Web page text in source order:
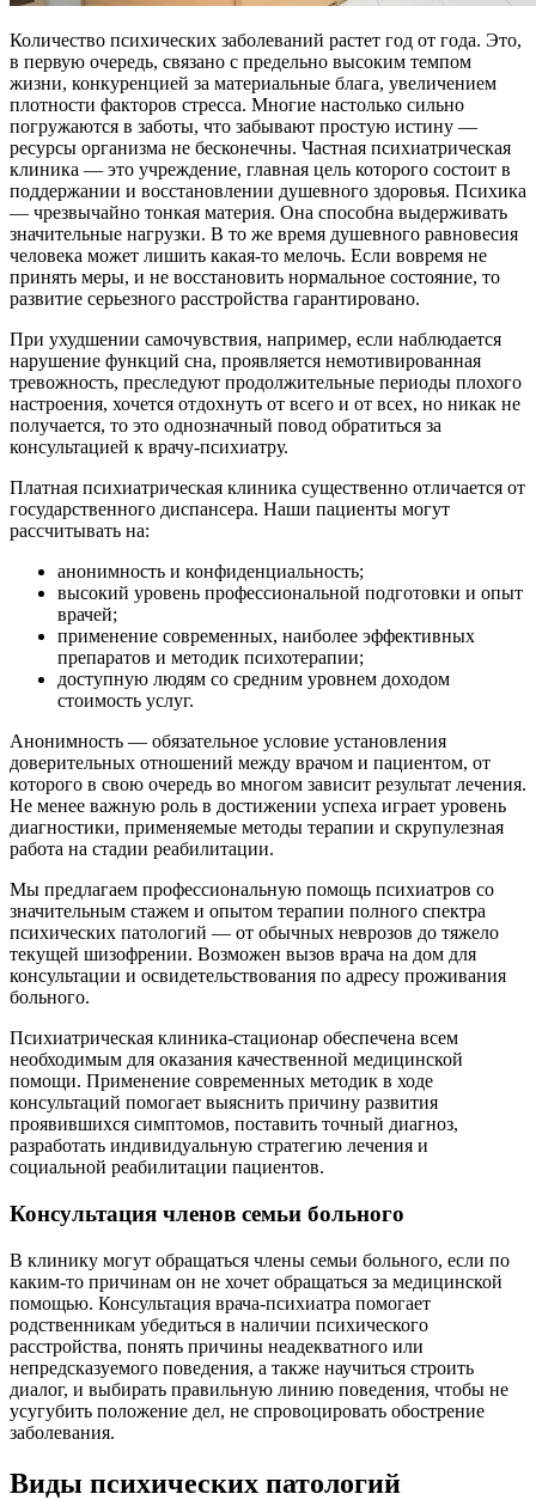
Количество психических заболеваний растет год от года. Это,
в первую очередь, связано с предельно высоким темпом
жизни, конкуренцией за материальные блага, увеличением
плотности факторов стресса. Многие настолько сильно
погружаются в заботы, что забывают простую истину —
ресурсы организма не бесконечны. Частная психиатрическая
клиника — это учреждение, главная цель которого состоит в
поддержании и восстановлении душевного здоровья. Психика
— чрезвычайно тонкая материя. Она способна выдерживать
значительные нагрузки. В то же время душевного равновесия
человека может лишить какая-то мелочь. Если вовремя не
принять меры, и не восстановить нормальное состояние, то
развитие серьезного расстройства гарантировано.
При ухудшении самочувствия, например, если наблюдается
нарушение функций сна, проявляется немотивированная
тревожность, преследуют продолжительные периоды плохого
настроения, хочется отдохнуть от всего и от всех, но никак не
получается, то это однозначный повод обратиться за
консультацией к врачу-психиатру.
Платная психиатрическая клиника существенно отличается от
государственного диспансера. Наши пациенты могут
рассчитывать на:
анонимность и конфиденциальность;
высокий уровень профессиональной подготовки и опыт
врачей;
применение современных, наиболее эффективных
препаратов и методик психотерапии;
доступную людям со средним уровнем доходом
стоимость услуг.
Анонимность — обязательное условие установления
доверительных отношений между врачом и пациентом, от
которого в свою очередь во многом зависит результат лечения.
Не менее важную роль в достижении успеха играет уровень
диагностики, применяемые методы терапии и скрупулезная
работа на стадии реабилитации.
Мы предлагаем профессиональную помощь психиатров со
значительным стажем и опытом терапии полного спектра
психических патологий — от обычных неврозов до тяжело
текущей шизофрении. Возможен вызов врача на дом для
консультации и освидетельствования по адресу проживания
больного.
Психиатрическая клиника-стационар обеспечена всем
необходимым для оказания качественной медицинской
помощи. Применение современных методик в ходе
консультаций помогает выяснить причину развития
проявившихся симптомов, поставить точный диагноз,
разработать индивидуальную стратегию лечения и
социальной реабилитации пациентов.
Консультация членов семьи больного
В клинику могут обращаться члены семьи больного, если по
каким-то причинам он не хочет обращаться за медицинской
помощью. Консультация врача-психиатра помогает
родственникам убедиться в наличии психического
расстройства, понять причины неадекватного или
непредсказуемого поведения, а также научиться строить
диалог, и выбирать правильную линию поведения, чтобы не
усугубить положение дел, не спровоцировать обострение
заболевания.
Виды психических патологий